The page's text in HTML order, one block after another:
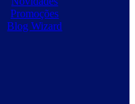
Promoções
Blog Wizard